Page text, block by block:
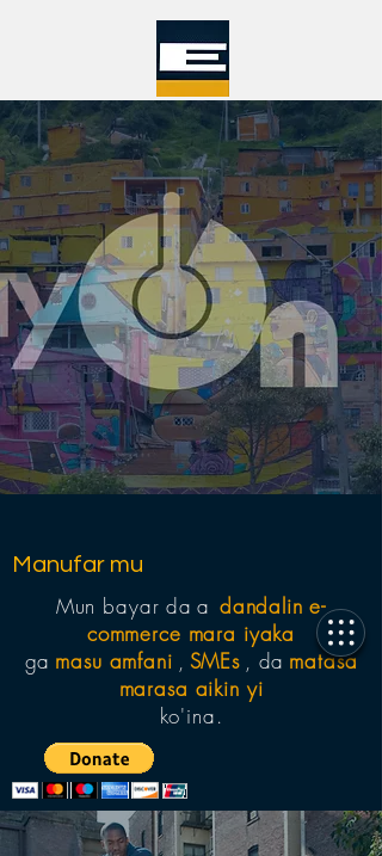
Manufar mu
Mun bayar da a dandalin e-
commerce mara iyaka
ga masu amfani SMEs , da matasa
marasa aikin yi
ko'ina.